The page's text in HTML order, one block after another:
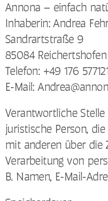
Annona – einfach
Inhaberin: Andrea
Sandrartstraße 9
85084 Reichertshofen
Telefon: +49 176
E-Mail:
Verantwortliche
juristische Person,
mit anderen über die
Verarbeitung von
B. Namen, E-Mail-